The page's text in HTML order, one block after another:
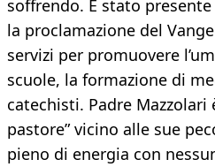
soffrendo. É stato
la proclamazione del
servizi per promuovere
scuole, la formazione di
catechisti. Padre Mazzolari
pastore” vicino alle sue
pieno di energia con